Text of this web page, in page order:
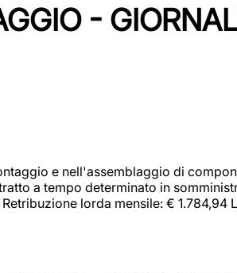
-
e nell'assemblaggio di
a tempo determinato in
lorda mensile: € 1.784,94